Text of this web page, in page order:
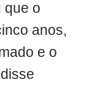
que o
anos,
e o